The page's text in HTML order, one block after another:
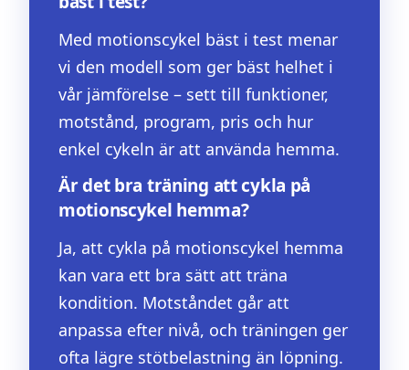
Med motionscykel bäst i test menar
vi den modell som ger bäst helhet i
vår jämförelse – sett till funktioner,
motstånd, program, pris och hur
enkel cykeln är att använda hemma.
Är det bra träning att cykla på
motionscykel hemma?
Ja, att cykla på motionscykel hemma
kan vara ett bra sätt att träna
kondition. Motståndet går att
anpassa efter nivå, och träningen ger
ofta lägre stötbelastning än löpning.